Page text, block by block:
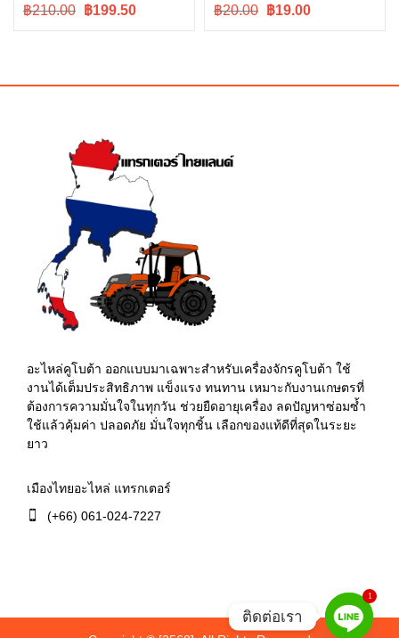
Original
฿210.00
Current
฿199.50
Original
฿20.00
Current
฿19.00
อะไหล่คูโบต้า ออกแบบมาเฉพาะสำหรับเครื่องจักรคูโบต้า ใช้
งานได้เต็มประสิทธิภาพ แข็งแรง ทนทาน เหมาะกับงานเกษตรที่
ต้องการความมั่นใจในทุกวัน ช่วยยืดอายุเครื่อง ลดปัญหาซ่อมซ้ำ
ใช้แล้วคุ้มค่า ปลอดภัย มั่นใจทุกชิ้น เลือกของแท้ดีที่สุดในระยะ
ยาว
เมืองไทยอะไหล่ แทรกเตอร์
(+66) 061-024-7227
1
ติดต่อเรา